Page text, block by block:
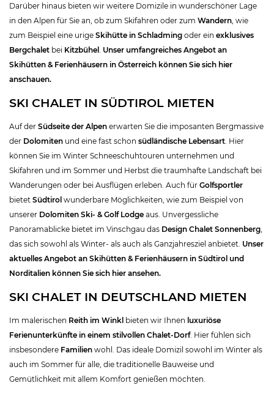
Darüber hinaus bieten wir weitere Domizile in wunderschöner Lage
in den Alpen für Sie an, ob zum Skifahren oder zum Wandern , wie
zum Beispiel eine urige Skihütte in Schladming oder ein exklusives
Bergchalet bei Kitzbühel
Unser umfangreiches Angebot an
Skihütten & Ferienhäusern in Österreich können Sie sich hier
anschauen.
SKI CHALET IN SÜDTIROL MIETEN
Auf der Südseite der Alpen erwarten Sie die imposanten Bergmassive
der Dolomiten und eine fast schon südländische Lebensart . Hier
können Sie im Winter Schneeschuhtouren unternehmen und
Skifahren und im Sommer und Herbst die traumhafte Landschaft bei
Wanderungen oder bei Ausflügen erleben. Auch für Golfsportler
bietet Südtirol wunderbare Möglichkeiten, wie zum Beispiel von
unserer Dolomiten Ski- & Golf Lodge aus. Unvergessliche
Panoramablicke bietet im Vinschgau das Design Chalet Sonnenberg
das sich sowohl als Winter- als auch als Ganzjahresziel anbietet. Unser
aktuelles Angebot an Skihütten & Ferienhäusern in Südtirol und
Norditalien können Sie sich hier ansehen.
SKI CHALET IN DEUTSCHLAND MIETEN
Im malerischen Reith im Winkl bieten wir Ihnen luxuriöse
Ferienunterkünfte in einem stilvollen Chalet-Dorf. Hier fühlen sich
insbesondere Familien wohl. Das ideale Domizil sowohl im Winter als
auch im Sommer für alle, die traditionelle Bauweise und
Gemütlichkeit mit allem Komfort genießen möchten.